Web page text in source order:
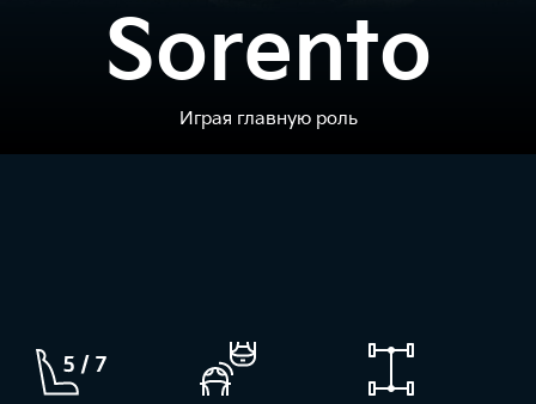
Sorento
Играя главную роль